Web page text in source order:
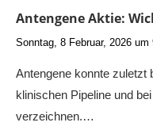
Antengene Aktie:
Sonntag, 8 Februar, 2026 um
Antengene konnte zuletzt
klinischen Pipeline und
verzeichnen.…